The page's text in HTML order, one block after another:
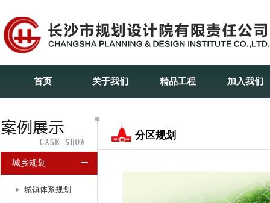
首页 关于我们 精品工程 加入我们
城乡规划
城镇体系规划
分区规划